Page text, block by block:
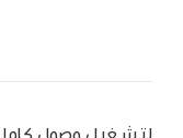
لتشغيل وصول كامل